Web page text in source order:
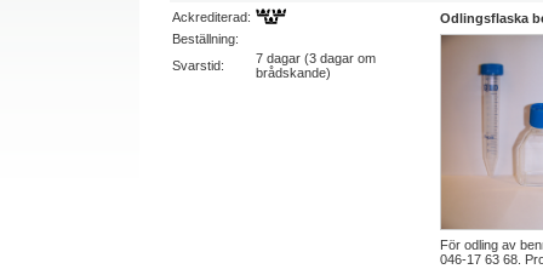
Ackrediterad:
Beställning:
Svarstid:
7 dagar (3 dagar om
brådskande)
Odlingsflaska
För odling av
046-17 63 68.